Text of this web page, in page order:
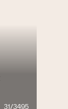
31/3495